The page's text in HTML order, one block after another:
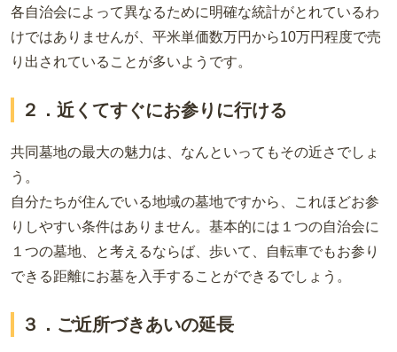
各自治会によって異なるために明確な統計がとれているわ
けではありませんが、平米単価数万円から10万円程度で売
り出されていることが多いようです。
２．近くてすぐにお参りに行ける
共同墓地の最大の魅力は、なんといってもその近さでしょ
う。
自分たちが住んでいる地域の墓地ですから、これほどお参
りしやすい条件はありません。基本的には１つの自治会に
１つの墓地、と考えるならば、歩いて、自転車でもお参り
できる距離にお墓を入手することができるでしょう。
３．ご近所づきあいの延長